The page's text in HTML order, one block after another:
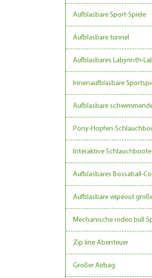
Aufblasbare Sport-Spiele
Aufblasbare tunnel
Aufblasbares Labyrinth-
Innenaufblasbare
Aufblasbare
Pony-Hopfen-
Interaktive Schlauchboote
Aufblasbares Bossaball-
Aufblasbare wipeout
Mechanische rodeo bull
Zip line Abenteuer
Großer Airbag